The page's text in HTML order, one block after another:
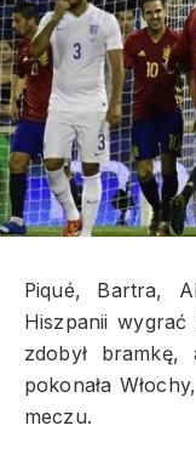
Piqué, Bartra,
Hiszpanii
zdobył bramkę,
pokonała
meczu.